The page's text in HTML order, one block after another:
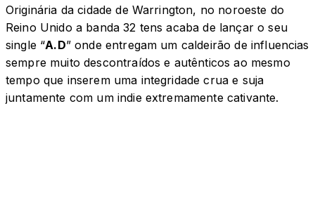
Originária da cidade de Warrington, no noroeste do
Reino Unido a banda 32 tens acaba de lançar o seu
single “A.D” onde entregam um caldeirão de influencias
sempre muito descontraídos e autênticos ao mesmo
tempo que inserem uma integridade crua e suja
juntamente com um indie extremamente cativante.